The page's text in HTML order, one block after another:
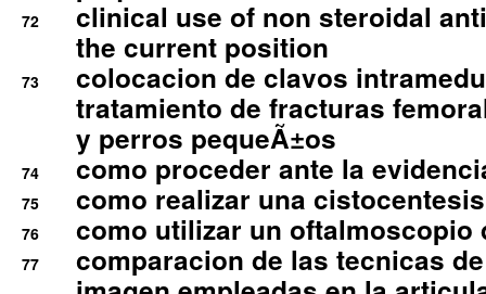
72
clinical use of non steroidal
the current position
73
colocacion de clavos
tratamiento de fracturas
y perros pequeÃ±os
74 como proceder ante la
75 como realizar una
76 como utilizar un oftalmoscopio
77
comparacion de las tecnicas